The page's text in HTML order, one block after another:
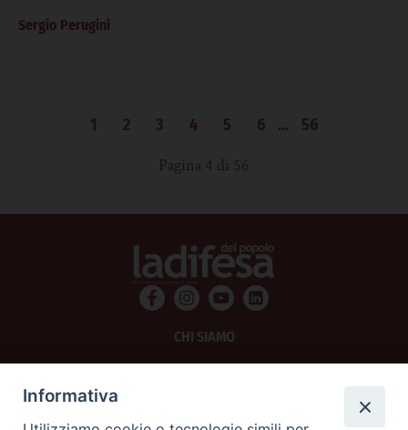
Sergio Perugini
1 2 3 4 5 6 … 56
Pagina 4 di 56
CHI SIAMO
Informativa